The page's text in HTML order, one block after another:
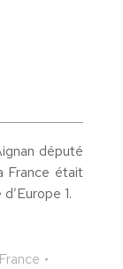
député
France était
1.